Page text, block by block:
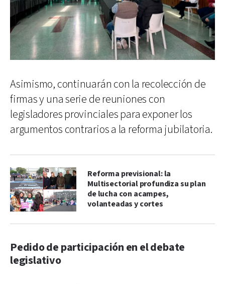
Asimismo, continuarán con la recolección de
firmas y una serie de reuniones con
legisladores provinciales para exponer los
argumentos contrarios a la reforma jubilatoria.
Reforma previsional: la
Multisectorial profundiza su plan
de lucha con acampes,
volanteadas y cortes
Pedido de participación en el debate
legislativo